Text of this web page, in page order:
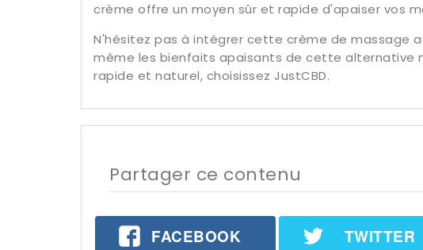
crème offre un moyen sûr et rapide d'apaiser vos
N'hésitez pas à intégrer cette crème de massage
même les bienfaits apaisants de cette alternative
rapide et naturel, choisissez JustCBD.
Partager ce contenu
FACEBOOK TWITTER